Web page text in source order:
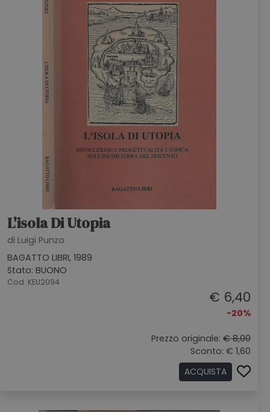
L'isola Di Utopia
di Luigi Punzo
BAGATTO LIBRI, 1989
Stato: BUONO
Cod. KEU2094
€ 6,40
-20%
Prezzo originale: € 8,00
Sconto: € 1,60
ACQUISTA